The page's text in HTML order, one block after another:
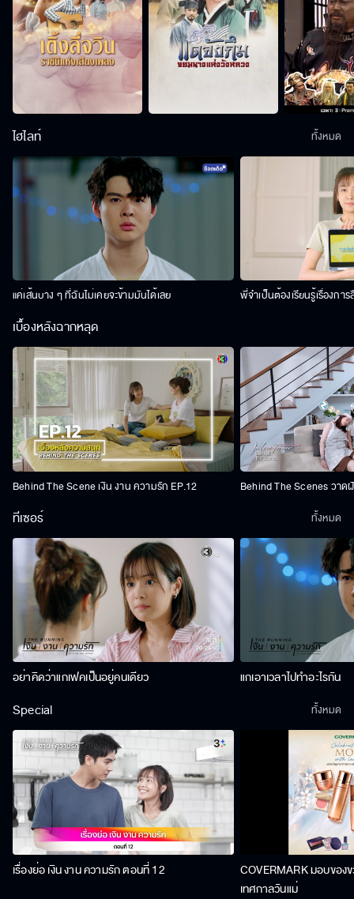
ไฮไลท์
แค่เส้นบาง ๆ ที่ฉันไม่เคยจะข้ามมันได้เลย พี่จำเป็นต้องเรียนรู้เรื่องการ
ทั้งหมด
เบื้องหลังฉากหลุด
Behind The Scene เงิน งาน ความรัก EP.12 Behind The Scenes วาด
ทีเซอร์
อย่าคิดว่าแกเฟคเป็นอยู่คนเดียว แกเอาเวลาไปทำอะไรกัน
ทั้งหมด
Special
เรื่องย่อ เงิน งาน ความรัก ตอนที่ 12
COVERMARK มอบขอ
เทศกาลวันแม่
ทั้งหมด